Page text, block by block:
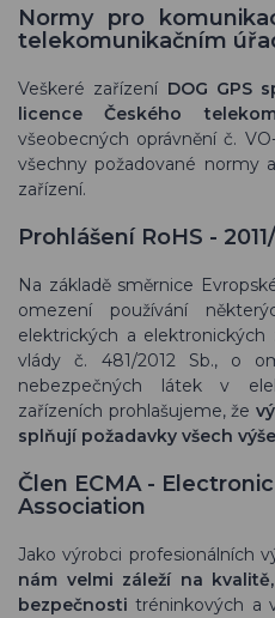
Normy pro
telekomunikačním
Veškeré zařízení DOG GPS
licence Českého
všeobecných oprávnění č.
všechny požadované normy
zařízení.
Prohlášení RoHS -
Na základě směrnice
omezení používání
elektrických a elektronických
vlády č. 481/2012 Sb., o
nebezpečných látek v
zařízeních prohlašujeme, že
splňují požadavky všech
Člen ECMA -
Association
Jako výrobci profesionálních
nám velmi záleží na
bezpečnosti tréninkových a